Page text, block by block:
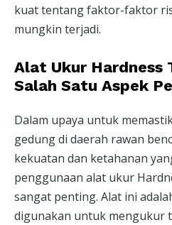
kuat tentang faktor-faktor
mungkin terjadi.
Alat Ukur Hardness
Salah Satu Aspek
Dalam upaya untuk
gedung di daerah rawan
kekuatan dan ketahanan
penggunaan alat ukur
sangat penting. Alat ini
digunakan untuk mengukur